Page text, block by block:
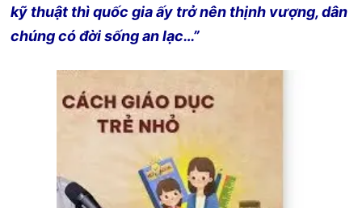
kỹ thuật thì quốc gia ấy trở nên thịnh vượng, dân
chúng có đời sống an lạc…”